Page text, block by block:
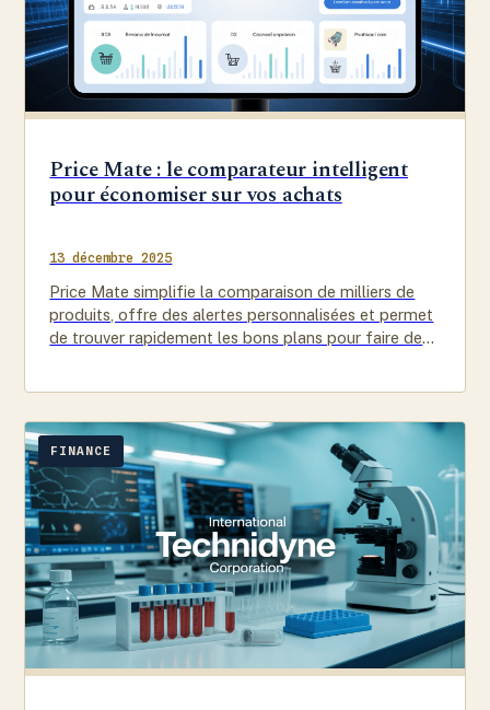
Price Mate : le comparateur intelligent
pour économiser sur vos achats
13 décembre 2025
Price Mate simplifie la comparaison de milliers de
produits, offre des alertes personnalisées et permet
de trouver rapidement les bons plans pour faire des
FINANCE